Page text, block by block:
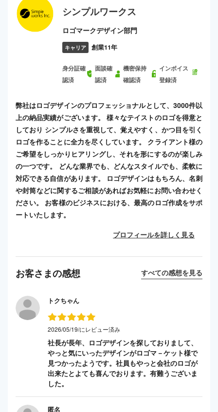
シンプルワークス
ロゴマークデザイン部門
キャリア 創業11年
身分証確
認済
面談確
認済
機密保持
確認済
インボイス
登録済
弊社はロゴデザインのプロフェッショナルとして、3000件以
上の納品実績がございます。 様々なテイストのロゴを得意と
しており シンプルさを重視して、覚えやすく、かつ目を引く
ロゴを作ることに全力を尽くしています。 クライアント様の
ご希望をしっかりヒアリングし、それを形にするのが楽しみ
の一つです。 どんな業界でも、どんなスタイルでも、柔軟に
対応できる自信があります。 ロゴデザインはもちろん、名刺
や封筒などに関するご相談があればお気軽にお問い合わせく
ださい。 お客様のビジネスにおける、最高のロゴ作成をサポ
ートいたします。
プロフィールを詳しく見る
お客さまの感想 すべての感想を見る
トクちゃん
2026/05/19/にレビュー済み
社長が長年、ロゴデザインを探しておりまして、
やっと気にいったデザインがロゴマ－ケット様で
見つかったようです。社員もやっと会社のロゴが
出来たとよても喜んでおります。有難うございま
した。
匿名